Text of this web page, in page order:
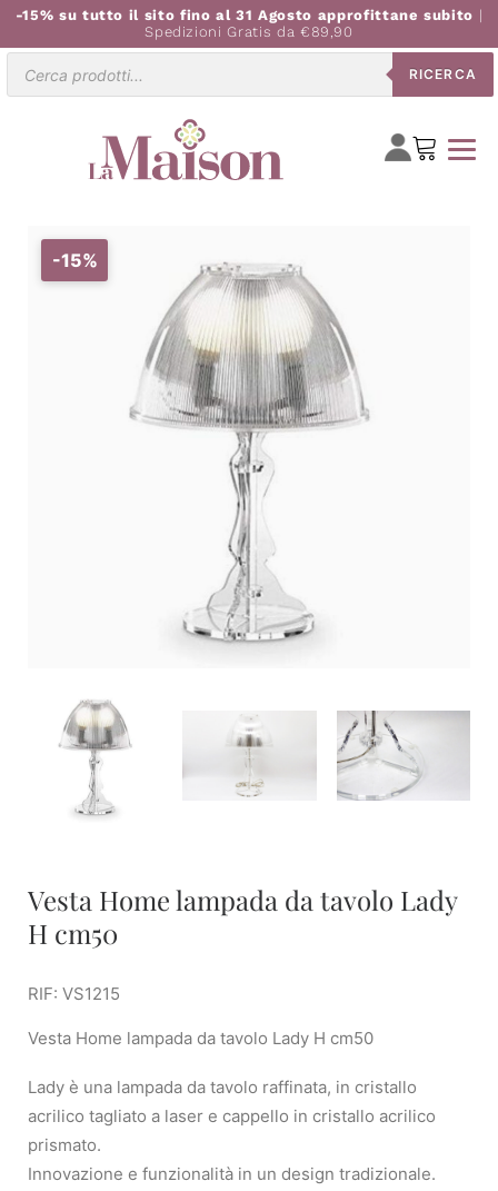
-15% su tutto il sito fino al 31 Agosto approfittane subito |
Spedizioni Gratis da €89,90
RICERCA
-15%
Vesta Home lampada da tavolo Lady
H cm50
RIF: VS1215
Vesta Home lampada da tavolo Lady H cm50
Lady è una lampada da tavolo raffinata, in cristallo
acrilico tagliato a laser e cappello in cristallo acrilico
prismato.
Innovazione e funzionalità in un design tradizionale.